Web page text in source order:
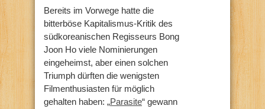
Bereits im Vorwege hatte die
bitterböse Kapitalismus-Kritik des
südkoreanischen Regisseurs Bong
Joon Ho viele Nominierungen
eingeheimst, aber einen solchen
Triumph dürften die wenigsten
Filmenthusiasten für möglich
gehalten haben: „Parasite“ gewann